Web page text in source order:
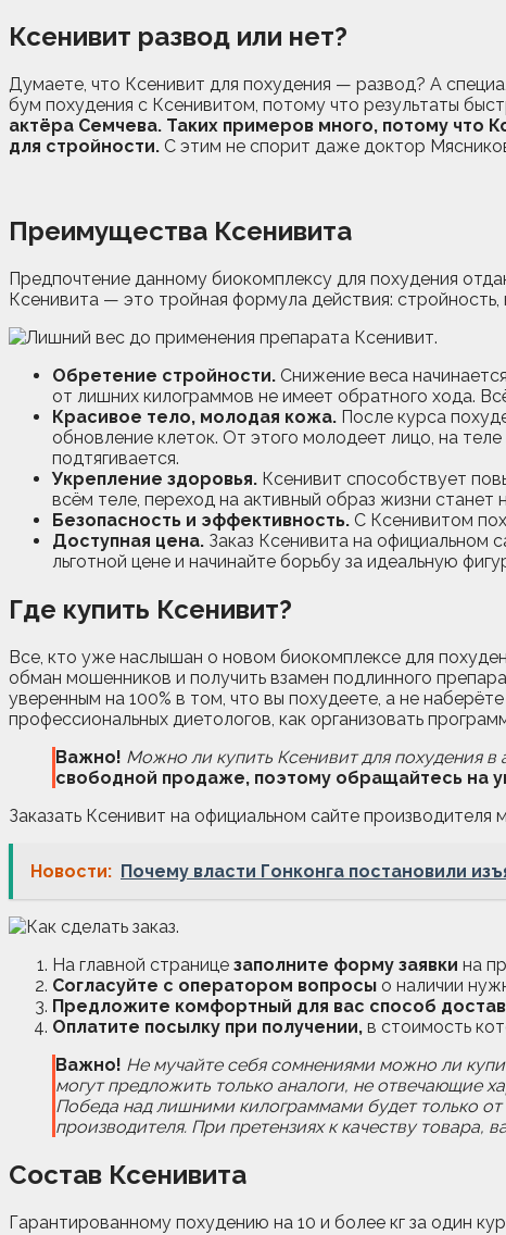
Ксенивит развод или нет?
Думаете, что Ксенивит для похудения — развод? А
бум похудения с Ксенивитом, потому что результаты
актёра Семчева. Таких примеров много, потому что
для стройности. С этим не спорит даже доктор
Преимущества Ксенивита
Предпочтение данному биокомплексу для похудения
Ксенивита — это тройная формула действия: стройность,
Обретение стройности. Снижение веса
от лишних килограммов не имеет обратного хода.
Красивое тело, молодая кожа. После курса
обновление клеток. От этого молодеет лицо, на
подтягивается.
Укрепление здоровья. Ксенивит способствует
всём теле, переход на активный образ жизни станет
Безопасность и эффективность. С Ксенивитом
Доступная цена. Заказ Ксенивита на официальном
льготной цене и начинайте борьбу за идеальную
Где купить Ксенивит?
Все, кто уже наслышан о новом биокомплексе для
обман мошенников и получить взамен подлинного
уверенным на 100% в том, что вы похудеете, а не
профессиональных диетологов, как организовать
Важно! Можно ли купить Ксенивит для похудения в
свободной продаже, поэтому обращайтесь на
Заказать Ксенивит на официальном сайте
Новости: Почему власти Гонконга постановили
На главной странице заполните форму заявки на
Согласуйте с оператором вопросы о наличии
Предложите комфортный для вас способ
Оплатите посылку при получении, в стоимость
Важно! Не мучайте себя сомнениями можно ли
могут предложить только аналоги, не отвечающие
Победа над лишними килограммами будет только
производителя. При претензиях к качеству товара,
Состав Ксенивита
Гарантированному похудению на 10 и более кг за один